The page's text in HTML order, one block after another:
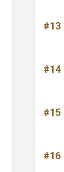
#13
#14
#15
#16